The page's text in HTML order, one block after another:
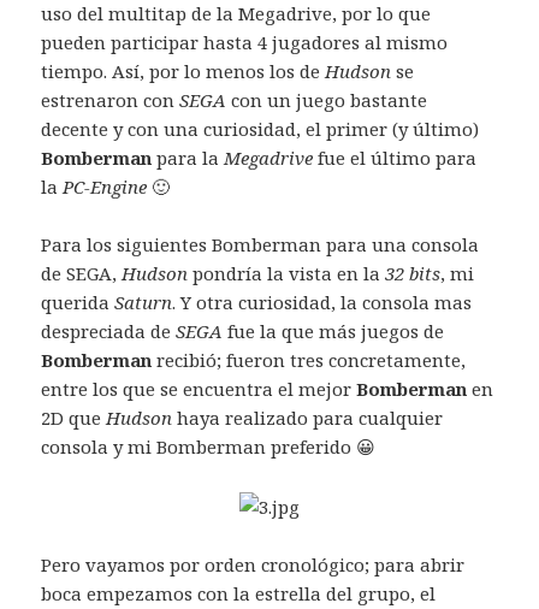
uso del multitap de la Megadrive, por lo que
pueden participar hasta 4 jugadores al mismo
tiempo. Así, por lo menos los deHudson se
estrenaron conSEGA con un juego bastante
decente y con una curiosidad, el primer (y último)
Bomberman para laMegadrive fue el último para
laPC-Engine 🙂
Para los siguientes Bomberman para una consola
de SEGA,Hudson pondría la vista en la32 bits, mi
queridaSaturn. Y otra curiosidad, la consola mas
despreciada deSEGA fue la que más juegos de
Bomberman recibió; fueron tres concretamente,
entre los que se encuentra el mejorBomberman en
2D queHudson haya realizado para cualquier
consola y mi Bomberman preferido 😀
Pero vayamos por orden cronológico; para abrir
boca empezamos con la estrella del grupo, el